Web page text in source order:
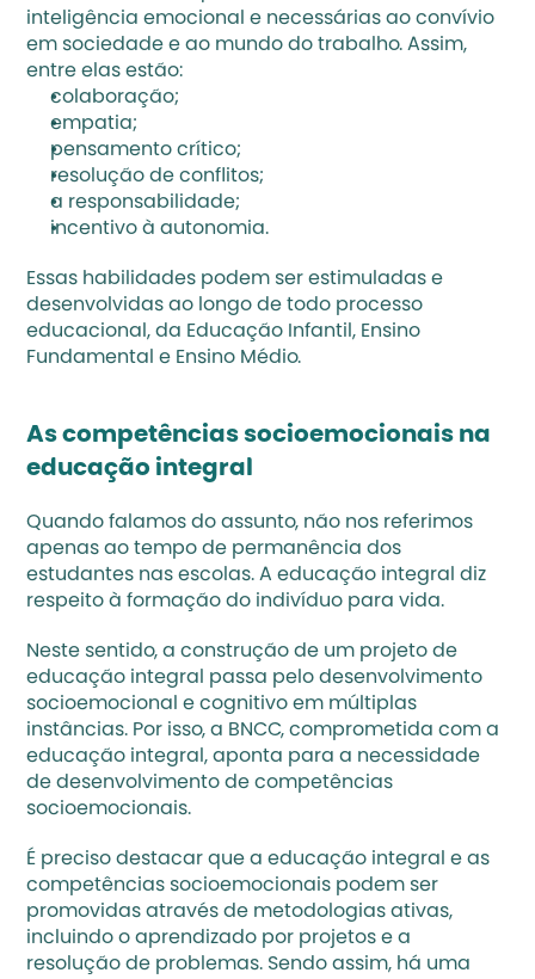
inteligência emocional e necessárias ao convívio
em sociedade e ao mundo do trabalho. Assim,
entre elas estão:
colaboração;
empatia;
pensamento crítico;
resolução de conflitos;
a responsabilidade;
incentivo à autonomia.
Essas habilidades podem ser estimuladas e
desenvolvidas ao longo de todo processo
educacional, da Educação Infantil, Ensino
Fundamental e Ensino Médio.
As competências socioemocionais na
educação integral
Quando falamos do assunto, não nos referimos
apenas ao tempo de permanência dos
estudantes nas escolas. A educação integral diz
respeito à formação do indivíduo para vida.
Neste sentido, a construção de um projeto de
educação integral passa pelo desenvolvimento
socioemocional e cognitivo em múltiplas
instâncias. Por isso, a BNCC, comprometida com a
educação integral, aponta para a necessidade
de desenvolvimento de competências
socioemocionais.
É preciso destacar que a educação integral e as
competências socioemocionais podem ser
promovidas através de metodologias ativas,
incluindo o aprendizado por projetos e a
resolução de problemas. Sendo assim, há uma